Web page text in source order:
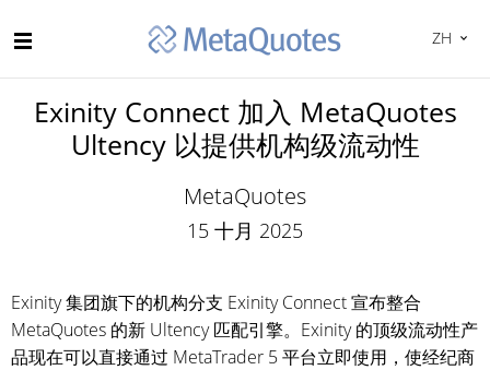
ZH
Exinity Connect 加入 MetaQuotes
Ultency 以提供机构级流动性
MetaQuotes
15 十月 2025
Exinity 集团旗下的机构分支 Exinity Connect 宣布整合
MetaQuotes 的新 Ultency 匹配引擎。Exinity 的顶级流动性产
品现在可以直接通过 MetaTrader 5 平台立即使用，使经纪商